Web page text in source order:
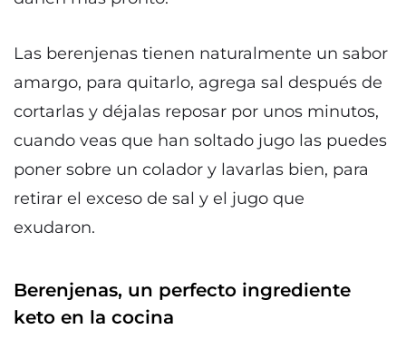
Las berenjenas tienen naturalmente un sabor
amargo, para quitarlo, agrega sal después de
cortarlas y déjalas reposar por unos minutos,
cuando veas que han soltado jugo las puedes
poner sobre un colador y lavarlas bien, para
retirar el exceso de sal y el jugo que
exudaron.
Berenjenas, un perfecto ingrediente
keto en la cocina